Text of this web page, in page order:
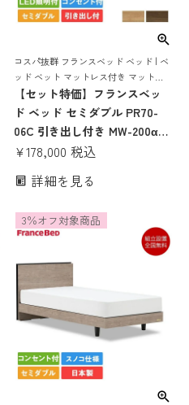
コスパ抜群 フランスベッド ベッド | ベ
ッド ベット マットレス付き マットレ
スセット 70周年 収納 収納付き 引き出
し スノコ すのこ すのこベッド 宮付き
宮 棚 コンセント 照明
【セット特価】フランスベッ
ド ベッド セミダブル PR70-
06C 引き出し付き MW-200α
ハード | 正規品 フランスベッ
レス付き マットレスセット ベ
ト 照明付き 収納付き 棚付き
コンセント コンパクト すのこ
スノコ
¥178,000 税込
詳細を見る
3％オフ対象商品